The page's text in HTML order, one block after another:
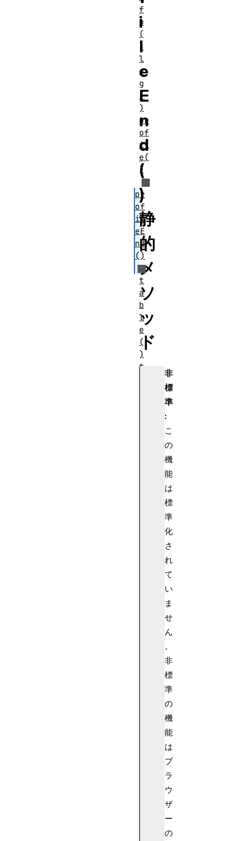
i
l
e
E
n
d
(
)
静
的
メ
ソ
ッ
ド
非
標
準
:
こ
の
機
能
は
標
準
化
さ
れ
て
い
ま
せ
ん
。
非
標
準
の
機
能
は
ブ
ラ
ウ
ザ
ー
の
f
o
(
)
l
o
g
(
)
pr
of
il
e(
)
pr
of
il
eE
nd
()
t
a
b
l
e
(
)
t